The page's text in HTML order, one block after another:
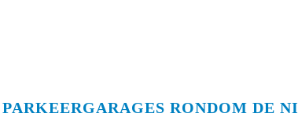
PARKEERGARAGES RONDOM DE